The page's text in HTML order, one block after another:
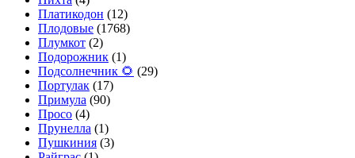
Платикодон (12)
Плодовые (1768)
Плумкот (2)
Подорожник (1)
Подсолнечник 🌻 (29)
Портулак (17)
Примула (90)
Просо (4)
Прунелла (1)
Пушкиния (3)